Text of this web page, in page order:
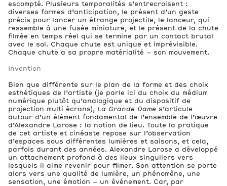
escompté. Plusieurs temporalités s’entrecroisent :
diverses formes d’anticipation, le présent d’un geste
précis pour lancer un étrange projectile, le lanceur, qui
ressemble à une fusée miniature, et le présent de la chute
filmée en temps réel qui se termine par un contact brutal
avec le sol. Chaque chute est unique et imprévisible.
Chaque chute a sa propre matérialité – son mouvement.
Invention
Bien que différente sur le plan de la forme et des choix
esthétiques de l’artiste (je parle ici du choix du médium
numérique plutôt qu’analogique et du dispositif de
projection multi écrans), La Grande Dame s’articule
autour d’un élément fondamental de l’ensemble de l’œuvre
d’Alexandre Larose : la notion de lieu. Toute la pratique
de cet artiste et cinéaste repose sur l’observation
d’espaces sous différentes lumières et saisons, et cela,
parfois durant des années. Alexandre Larose a développé
un attachement profond à des lieux singuliers vers
lesquels il aime revenir pour filmer. Son attention se porte
alors vers une qualité de lumière, un phénomène, une
sensation, une émotion – un événement. Car, par